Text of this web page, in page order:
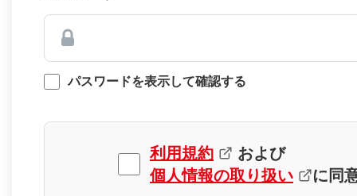
パスワードを表示して確認する
利用規約
および
個人情報の取り扱い
に同